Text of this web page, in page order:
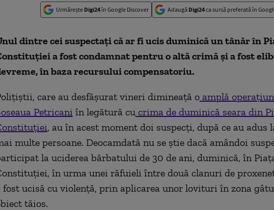
Urmărește Digi24în Google Discover Adaugă Digi24ca sursă preferată în
dintre cei suspectați că ar fi ucis duminică un tânăr în
a fost condamnat pentru o altă crimă și a fost
în baza recursului compensatoriu.
care au desfășurat vineri dimineață oamplă
Petricaniîn legătură cucrima de duminică seara din
, au în acest moment doi suspecți, după ce au adus
multe persoane. Deocamdată nu se știe dacă amândoi
la uciderea bărbatului de 30 de ani, duminică, în
în urma unei răfuieli între două clanuri de
fost ucisă cu violență, prin aplicarea unor lovituri în zona
tăios.